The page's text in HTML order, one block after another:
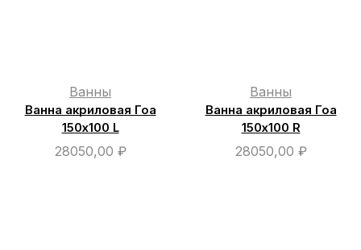
Ванны
Ванна акриловая Гоа
150х100 L
28050,00 ₽
Ванны
Ванна акриловая Гоа
150х100 R
28050,00 ₽